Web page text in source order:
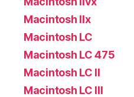
Macintosh IIx
Macintosh LC
Macintosh LC 475
Macintosh LC II
Macintosh LC III